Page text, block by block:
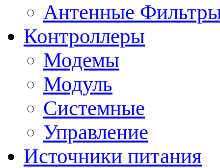
Антенные
Контроллеры
Модемы
Модуль
Системные
Управление
Источники питания